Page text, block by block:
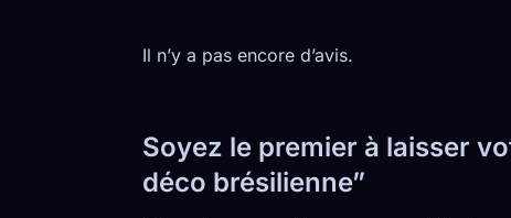
Il n’y a pas encore d’avis.
Soyez le premier à laisser
déco brésilienne”